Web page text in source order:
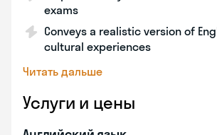
exams
Conveys a realistic version of
cultural experiences
Читать дальше
Услуги и цены